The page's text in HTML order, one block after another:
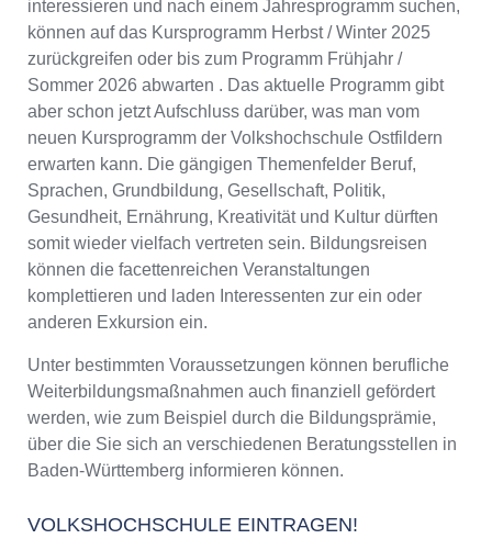
interessieren und nach einem Jahresprogramm suchen,
können auf das Kursprogramm Herbst / Winter 2025
zurückgreifen oder bis zum Programm Frühjahr /
Sommer 2026 abwarten . Das aktuelle Programm gibt
aber schon jetzt Aufschluss darüber, was man vom
neuen Kursprogramm der Volkshochschule Ostfildern
erwarten kann. Die gängigen Themenfelder Beruf,
Sprachen, Grundbildung, Gesellschaft, Politik,
Gesundheit, Ernährung, Kreativität und Kultur dürften
somit wieder vielfach vertreten sein. Bildungsreisen
können die facettenreichen Veranstaltungen
komplettieren und laden Interessenten zur ein oder
anderen Exkursion ein.
Unter bestimmten Voraussetzungen können berufliche
Weiterbildungsmaßnahmen auch finanziell gefördert
werden, wie zum Beispiel durch die Bildungsprämie,
über die Sie sich an verschiedenen Beratungsstellen in
Baden-Württemberg informieren können.
VOLKSHOCHSCHULE EINTRAGEN!